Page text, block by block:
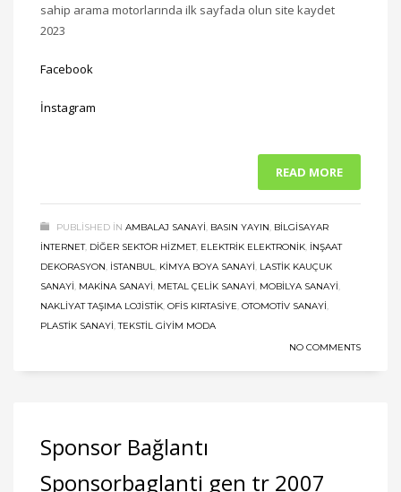
sahip arama motorlarında ilk sayfada olun site kaydet
2023
Facebook
İnstagram
READ MORE
PUBLISHED IN AMBALAJ SANAYI, BASIN YAYIN, BILGISAYAR
İNTERNET, DIĞER SEKTÖR HIZMET, ELEKTRIK ELEKTRONIK, İNŞAAT
DEKORASYON, ISTANBUL, KIMYA BOYA SANAYI, LASTIK KAUÇUK
SANAYI, MAKINA SANAYI, METAL ÇELIK SANAYI, MOBILYA SANAYI,
NAKLIYAT TAŞIMA LOJISTIK, OFIS KIRTASIYE, OTOMOTIV SANAYI,
PLASTIK SANAYI,TEKSTIL GIYIM MODA
NO COMMENTS
Sponsor Bağlantı
Sponsorbaglanti gen tr 2007